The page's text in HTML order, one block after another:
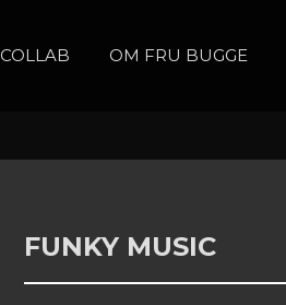
COLLAB OM FRU BUGGE
FUNKY MUSIC